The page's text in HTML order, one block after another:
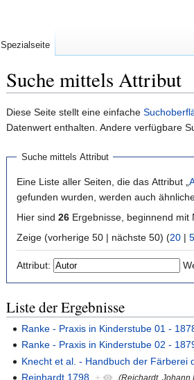
Suche mittels Attribut
Zur
Navigation
Zur
Suche
Diese Seite stellt eine einfache
Datenwert enthalten. Andere verfügbare
Suche mittels Attribut
Eine Liste aller Seiten, die das Attribut „
gefunden wurden, werden auch
Hier sind 26 Ergebnisse, beginnend
Zeige (vorherige 50 | nächste 50) (20 |
Attribut:
Liste der Ergebnisse
Ranke - Praxis in Kinderstube 01 -
Ranke - Praxis in Kinderstube 02 -
Knecht et al. - Handbuch der Färberei
Reinhardt 1798 + (Reichardt, Johann
Spezialseite